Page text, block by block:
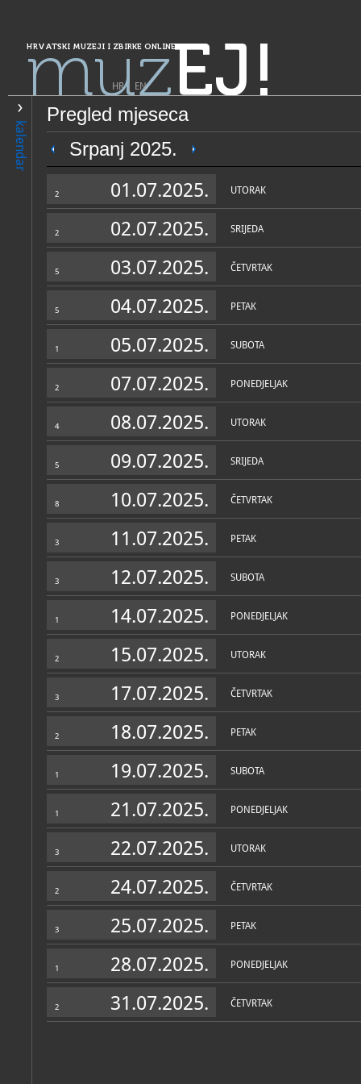
HRVATSKI MUZEJI I ZBIRKE ONLINE
muzEJ!
HR| EN
kalendar
Pregled mjeseca
Srpanj 2025.
2 01.07.2025. UTORAK
2 02.07.2025. SRIJEDA
5 03.07.2025. ČETVRTAK
5 04.07.2025. PETAK
1 05.07.2025. SUBOTA
2 07.07.2025. PONEDJELJAK
4 08.07.2025. UTORAK
5 09.07.2025. SRIJEDA
8 10.07.2025. ČETVRTAK
3 11.07.2025. PETAK
3 12.07.2025. SUBOTA
1 14.07.2025. PONEDJELJAK
2 15.07.2025. UTORAK
3 17.07.2025. ČETVRTAK
2 18.07.2025. PETAK
1 19.07.2025. SUBOTA
1 21.07.2025. PONEDJELJAK
3 22.07.2025. UTORAK
2 24.07.2025. ČETVRTAK
3 25.07.2025. PETAK
1 28.07.2025. PONEDJELJAK
2 31.07.2025. ČETVRTAK
PRETRAŽIVANJE
Grad Zagreb
Muzej grada Zagreba -
prostor Bele i Miroslava
OPĆI PODACI
Muzej
Miroslava Krleže: stilski
predmete umjetničkog
Miroslav i Bela Krleža
Bela i Miroslav Krleža
prema nacrtima
U prostoru stana
salon (tzv. Žuti salon),
radna soba i Krležina
vlasnika. Namjena
knjige, darovi poznatih
način života, status i
Belin mali salon bio je
osobe, dok je njezina
Krležina radna soba
mogućnošću izlaska na
veliki radni stol s
garnitura za primanje
I. Lacković-Croata, M.
i portreti Bele i Miroslava
Nigerije Titov je dar Beli.
Ugrađeni drveni ormari
život Miroslava i Bele
U kuhinji su sačuvani
smješteno računalo na
podaci o bračnom paru
Miroslav Krleža (1893. -
hrvatskih pisaca 20. st.,
drama, pjesama, novela
Zbirke
OSTALE ZBIRKE
Memorijalni